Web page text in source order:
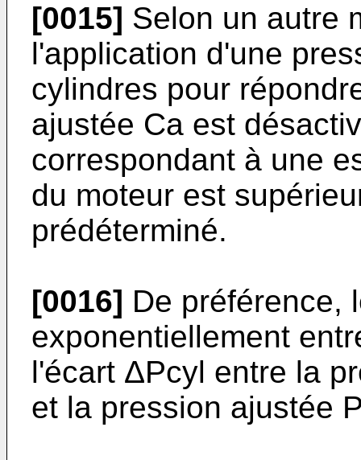
[0015] Selon un autre
l'application d'une
cylindres pour
ajustée Ca est
correspondant à une
du moteur est
prédéterminé.
[0016] De préférence,
exponentiellement
l'écart ΔPcyl entre la
et la pression ajustée